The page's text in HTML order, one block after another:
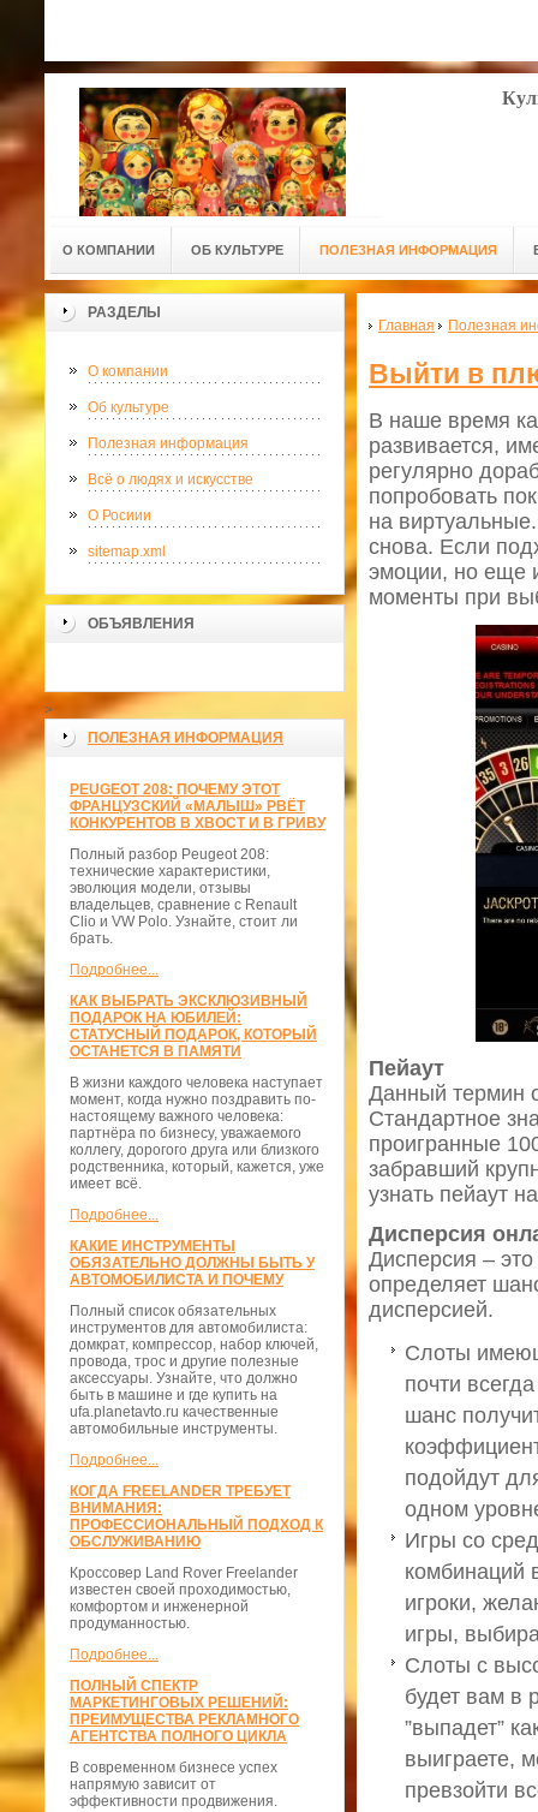
О КОМПАНИИ ОБ КУЛЬТУРЕ ПОЛЕЗНАЯ ИНФОРМАЦИЯ
РАЗДЕЛЫ
О компании
Об культуре
Полезная информация
Всё о людях и искусстве
О Росиии
sitemap.xml
ОБЪЯВЛЕНИЯ
>
ПОЛЕЗНАЯ ИНФОРМАЦИЯ
PEUGEOT 208: ПОЧЕМУ ЭТОТ
ФРАНЦУЗСКИЙ «МАЛЫШ» РВЁТ
КОНКУРЕНТОВ В ХВОСТ И В ГРИВУ
Полный разбор Peugeot 208:
технические характеристики,
эволюция модели, отзывы
владельцев, сравнение с Renault
Clio и VW Polo. Узнайте, стоит ли
брать.
Подробнее...
КАК ВЫБРАТЬ ЭКСКЛЮЗИВНЫЙ
ПОДАРОК НА ЮБИЛЕЙ:
СТАТУСНЫЙ ПОДАРОК, КОТОРЫЙ
ОСТАНЕТСЯ В ПАМЯТИ
В жизни каждого человека наступает
момент, когда нужно поздравить по-
настоящему важного человека:
партнёра по бизнесу, уважаемого
коллегу, дорогого друга или близкого
родственника, который, кажется, уже
имеет всё.
Подробнее...
КАКИЕ ИНСТРУМЕНТЫ
ОБЯЗАТЕЛЬНО ДОЛЖНЫ БЫТЬ У
АВТОМОБИЛИСТА И ПОЧЕМУ
Полный список обязательных
инструментов для автомобилиста:
домкрат, компрессор, набор ключей,
провода, трос и другие полезные
аксессуары. Узнайте, что должно
быть в машине и где купить на
ufa.planetavto.ru качественные
автомобильные инструменты.
Подробнее...
КОГДА FREELANDER ТРЕБУЕТ
ВНИМАНИЯ:
ПРОФЕССИОНАЛЬНЫЙ ПОДХОД К
ОБСЛУЖИВАНИЮ
Кроссовер Land Rover Freelander
известен своей проходимостью,
комфортом и инженерной
продуманностью.
Подробнее...
ПОЛНЫЙ СПЕКТР
МАРКЕТИНГОВЫХ РЕШЕНИЙ:
ПРЕИМУЩЕСТВА РЕКЛАМНОГО
АГЕНТСТВА ПОЛНОГО ЦИКЛА
В современном бизнесе успех
напрямую зависит от
эффективности продвижения.
Главная Полезная
Выйти в
В наше время
развивается,
регулярно
попробовать
на
снова. Если
эмоции, но еще
моменты при
Пейаут
Данный термин
Стандартное
проигранные
забравший
узнать пейаут
Дисперсия
Дисперсия –
определяет
дисперсией.
Слоты
почти
шанс
подойдут
одном
Игры со
комбинаций
игроки,
игры,
Слоты с
будет вам в
”выпадет”
выиграете,
превзойти